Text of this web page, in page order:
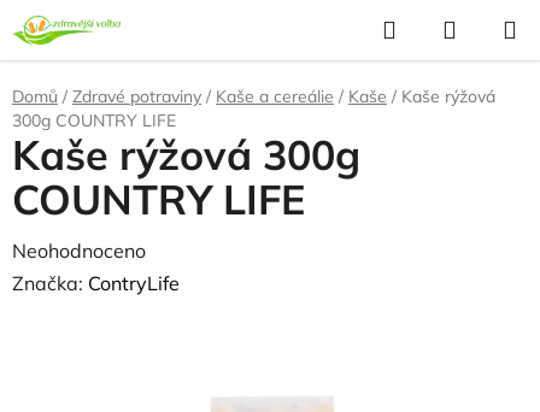
Přejít
na
obsah
Hledat
KOŠÍK
Domů / Zdravé potraviny / Kaše a cereálie / Kaše / Kaše rýžová
300g COUNTRY LIFE
Kaše rýžová 300g
COUNTRY LIFE
Průměrné
hodnocení
Neohodnoceno
Značka: ContryLife